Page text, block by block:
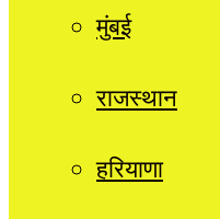
मुंबई
राजस्थान
हरियाणा